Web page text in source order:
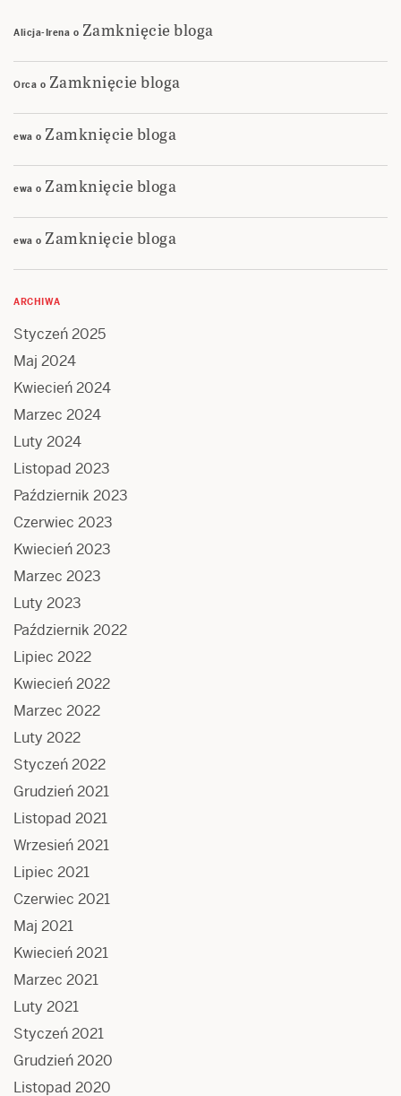
Alicja-Irena o Zamknięcie bloga
Orca o Zamknięcie bloga
ewa o Zamknięcie bloga
ewa o Zamknięcie bloga
ewa o Zamknięcie bloga
ARCHIWA
Styczeń 2025
Maj 2024
Kwiecień 2024
Marzec 2024
Luty 2024
Listopad 2023
Październik 2023
Czerwiec 2023
Kwiecień 2023
Marzec 2023
Luty 2023
Październik 2022
Lipiec 2022
Kwiecień 2022
Marzec 2022
Luty 2022
Styczeń 2022
Grudzień 2021
Listopad 2021
Wrzesień 2021
Lipiec 2021
Czerwiec 2021
Maj 2021
Kwiecień 2021
Marzec 2021
Luty 2021
Styczeń 2021
Grudzień 2020
Listopad 2020